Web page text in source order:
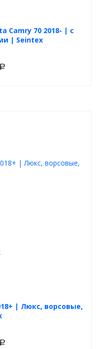
Camry 70 2018- | с
| Seintex
Р
| Люкс, ворсовые,
Р